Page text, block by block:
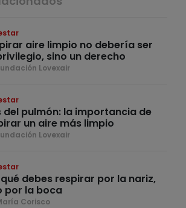
aire limpio no debería ser
sino un derecho
Lovexair
del pulmón: la importancia de
un aire más limpio
Lovexair
debes respirar por la nariz,
por la boca
Corisco